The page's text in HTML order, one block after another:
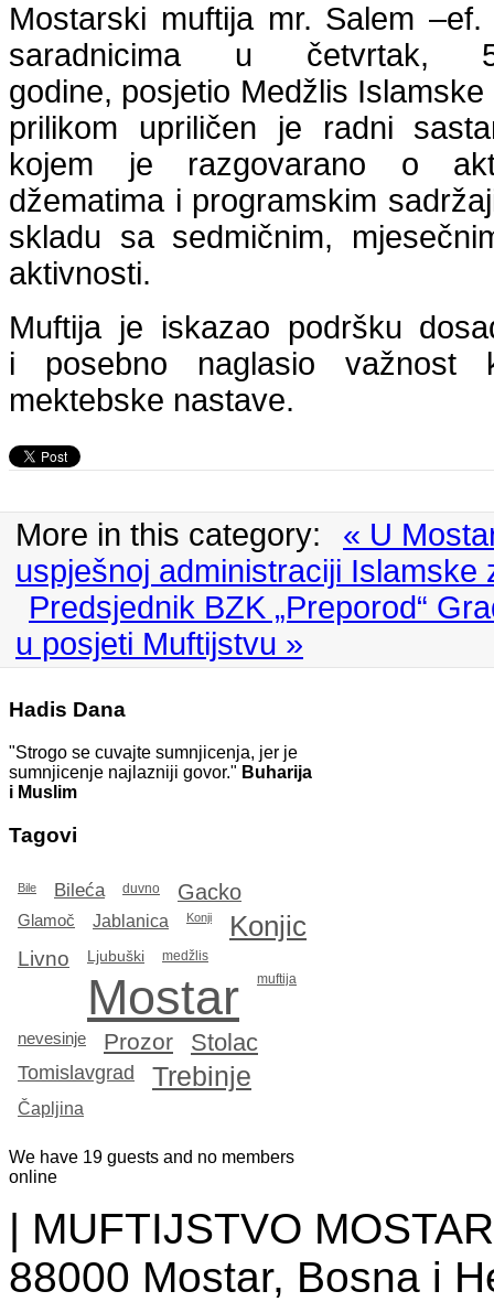
Mostarski muftija mr. Salem
saradnicima u četvrtak,
godine, posjetio Medžlis
prilikom upriličen je radni
kojem je razgovarano o
džematima i programskim
skladu sa sedmičnim,
aktivnosti.
Muftija je iskazao podršku
i posebno naglasio važnost
mektebske nastave.
More in this category:
« U
uspješnoj administraciji Islamske
Predsjednik BZK „Preporod“
u posjeti Muftijstvu »
Hadis Dana
"Strogo se cuvajte sumnjicenja, jer je
sumnjicenje najlazniji govor." Buharija
i Muslim
Tagovi
Bile Bileća duvno Gacko
Glamoč Jablanica Konji Konjic
Livno Ljubuški medžlis
Mostar muftija
nevesinje Prozor Stolac
Tomislavgrad Trebinje
Čapljina
We have 19 guests and no members
online
| MUFTIJSTVO
88000 Mostar, Bosna i